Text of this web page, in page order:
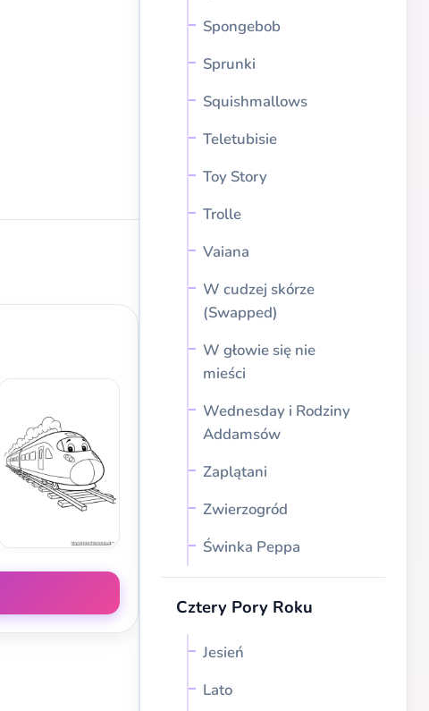
Spongebob
Sprunki
Squishmallows
Teletubisie
Toy Story
Trolle
Vaiana
W cudzej skórze
(Swapped)
W głowie się nie
mieści
Wednesday i Rodziny
Addamsów
Zaplątani
Zwierzogród
Świnka Peppa
Cztery Pory Roku
Jesień
Lato